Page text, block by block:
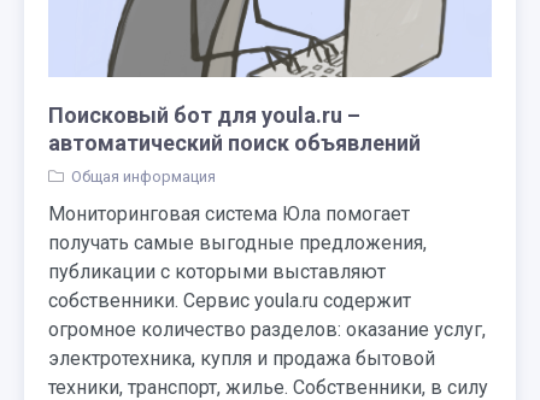
Поисковый бот для youla.ru –
автоматический поиск объявлений
Общая информация
Мониторинговая система Юла помогает
получать самые выгодные предложения,
публикации с которыми выставляют
собственники. Сервис youla.ru содержит
огромное количество разделов: оказание услуг,
электротехника, купля и продажа бытовой
техники, транспорт, жилье. Собственники, в силу